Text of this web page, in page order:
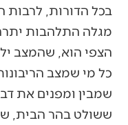
בכל הדורות, לרבות
מגלה התלהבות
הצפי הוא, שהמצב
כל מי שמצב
שמבין ומפנים את
ששולט בהר הבית,